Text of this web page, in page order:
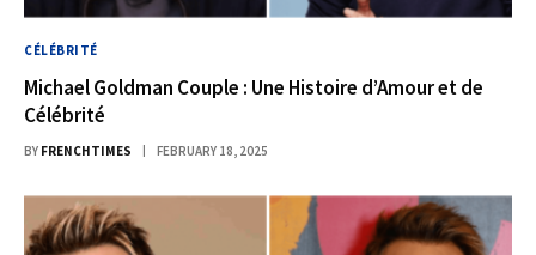
CÉLÉBRITÉ
Michael Goldman Couple : Une Histoire d’Amour et de
Célébrité
BY FRENCHTIMES FEBRUARY 18, 2025